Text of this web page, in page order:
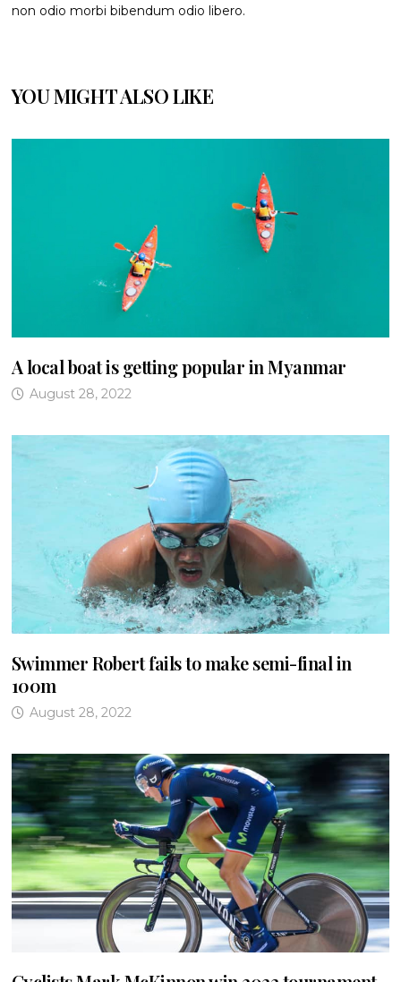
non odio morbi bibendum odio libero.
YOU MIGHT ALSO LIKE
A local boat is getting popular in Myanmar
August 28, 2022
Swimmer Robert fails to make semi-final in
100m
August 28, 2022